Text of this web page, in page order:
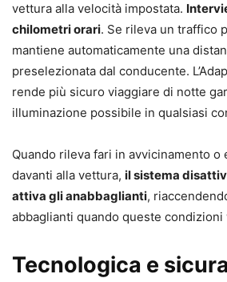
vettura alla velocità impostata.
chilometri orari. Se rileva un traffico
mantiene automaticamente una
preselezionata dal conducente.
rende più sicuro viaggiare di notte
illuminazione possibile in qualsiasi
Quando rileva fari in avvicinamento o
davanti alla vettura, il sistema
attiva gli anabbaglianti,
abbaglianti quando queste condizioni
Tecnologica e